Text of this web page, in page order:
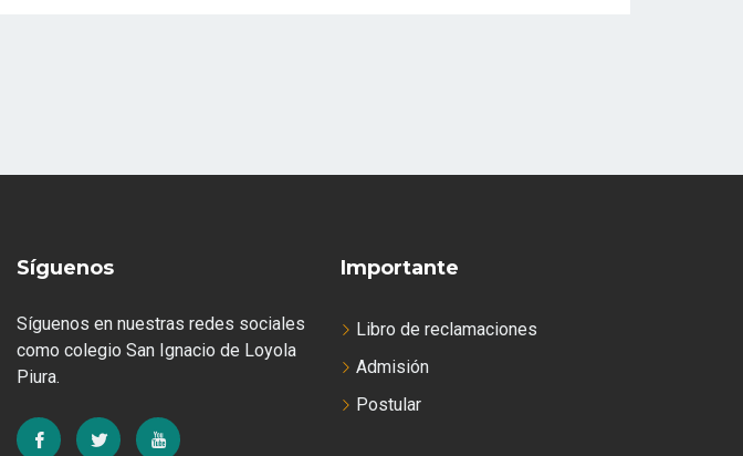
Síguenos
Síguenos en nuestras redes sociales
como colegio San Ignacio de Loyola
Piura.
Importante
Libro de reclamaciones
Admisión
Postular